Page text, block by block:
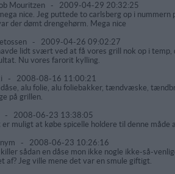
Mouritzen
- 2009-04-29 20:32:25
nice. Jeg puttede to carlsberg op i
der dømt drengehørm. Mega nice
- 2009-04-26 09:02:27
lidt svært ved at få vores grill nok op i
Nu vores farorit kylling.
- 2008-08-16 11:00:21
alu folie, alu foliebakker, tændvæske,
på grillen.
- 2008-06-23 13:38:05
muligt at købe spicelle holdere til denne måde
- 2008-06-23 10:26:16
sådan en dåse mon ikke nogle ikke-så-
af? Jeg ville mene det var en smule giftigt.